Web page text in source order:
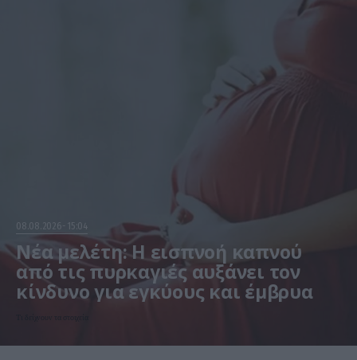
08.08.2026 15:04
Νέα μελέτη: Η εισπνοή καπνού
από τις πυρκαγιές αυξάνει τον
κίνδυνο για εγκύους και έμβρυα